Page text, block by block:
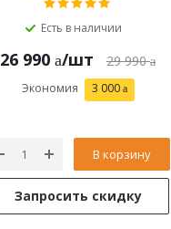
Есть в наличии
26 990 /шт 29 990
Экономия 3 000
В корзину
Запросить скидку